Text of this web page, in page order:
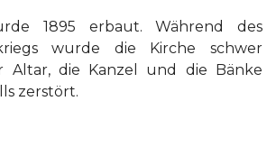
1895 erbaut. Während des
wurde die Kirche schwer
Altar, die Kanzel und die Bänke
zerstört.